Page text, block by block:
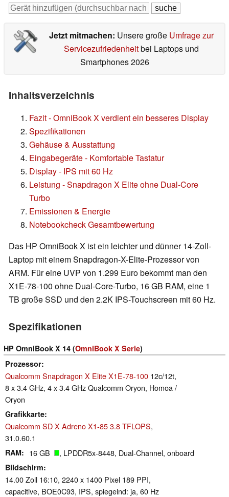
Jetzt mitmachen: Unsere große Umfrage zur
Servicezufriedenheitbei Laptops und
Smartphones 2026
Inhaltsverzeichnis
Fazit - OmniBook X verdient ein besseres Display
Spezifikationen
Gehäuse & Ausstattung
Eingabegeräte - Komfortable Tastatur
Display - IPS mit 60 Hz
Leistung - Snapdragon X Elite ohne Dual-Core
Turbo
Emissionen & Energie
Notebookcheck Gesamtbewertung
Das HP OmniBook X ist ein leichter und dünner 14-Zoll-
Laptop mit einem Snapdragon-X-Elite-Prozessor von
ARM. Für eine UVP von 1.299 Euro bekommt man den
X1E-78-100 ohne Dual-Core-Turbo, 16 GB RAM, eine 1
TB große SSD und den 2.2K IPS-Touchscreen mit 60 Hz.
Spezifikationen
HP OmniBook X 14 (OmniBook X Serie)
Prozessor
Qualcomm Snapdragon X Elite X1E-78-100 12c/12t,
8 x 3.4 GHz, 4 x 3.4 GHz Qualcomm Oryon, Homoa /
Oryon
Grafikkarte
Qualcomm SD X Adreno X1-85 3.8 TFLOPS,
31.0.60.1
RAM 16 GB , LPDDR5x-8448, Dual-Channel, onboard
Bildschirm
14.00 Zoll 16:10, 2240 x 1400 Pixel 189 PPI,
capacitive, BOE0C93, IPS, spiegelnd: ja, 60 Hz